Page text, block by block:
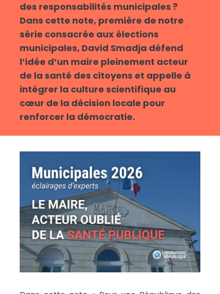
des responsabilités municipales ?
Dans cette note, première de notre
série consacrée aux élections
municipales, David Smadja défend
l’idée d’un maire pleinement acteur
de la santé des citoyens et appelle à
intégrer la culture scientifique au
cœur de la décision locale pour
renforcer la démocratie.